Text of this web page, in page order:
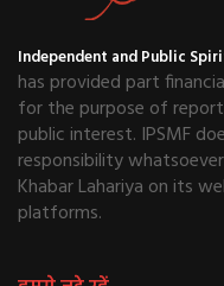
Independent and Public
has provided part
for the purpose of
public interest. IPSMF
responsibility
Khabar Lahariya on its
platforms.